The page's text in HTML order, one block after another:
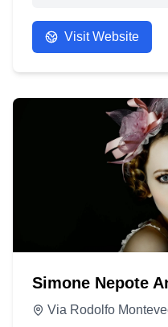
Visit Website
Simone Nepote